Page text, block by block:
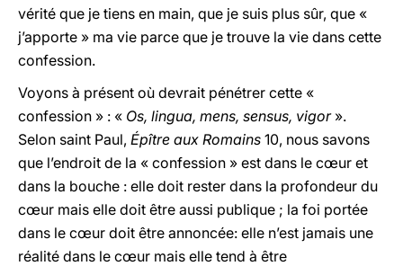
vérité que je tiens en main, que je suis plus sûr, que «
j’apporte » ma vie parce que je trouve la vie dans cette
confession.
Voyons à présent où devrait pénétrer cette «
confession » : « Os, lingua, mens, sensus, vigor».
Selon saint Paul, Épître aux Romains 10, nous savons
que l’endroit de la « confession » est dans le cœur et
dans la bouche : elle doit rester dans la profondeur du
cœur mais elle doit être aussi publique ; la foi portée
dans le cœur doit être annoncée: elle n’est jamais une
réalité dans le cœur mais elle tend à être